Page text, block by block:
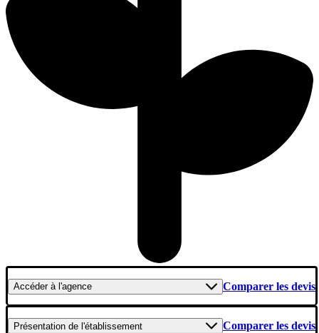
Accéderà l'agence Comparer les devis
Présentation de l'établissement Comparer les devis